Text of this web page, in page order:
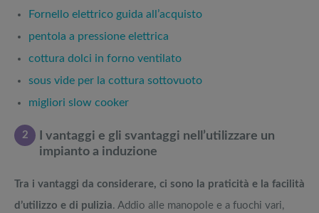
Fornello elettrico guida all’acquisto
pentola a pressione elettrica
cottura dolci in forno ventilato
sous vide per la cottura sottovuoto
migliori slow cooker
2
I vantaggi e gli svantaggi nell’utilizzare un
impianto a induzione
Tra i vantaggi da considerare, ci sono la praticità e la facilità
d’utilizzo e di pulizia. Addio alle manopole e a fuochi vari,